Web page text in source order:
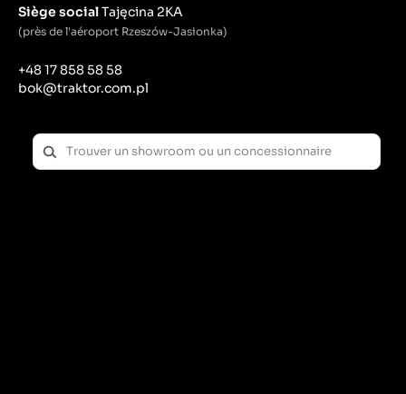
Siège socialTajęcina 2KA
(près de l'aéroport Rzeszów-Jasionka)
+48 17 858 58 58
bok@traktor.com.pl